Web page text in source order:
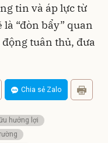
tin và áp lực từ
“đòn bẩy” quan
tuân thủ, đưa
Chia sẻ Zalo
hưởng lợi